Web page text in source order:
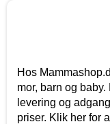
Hos
mor, barn og
levering og
priser. Klik her for